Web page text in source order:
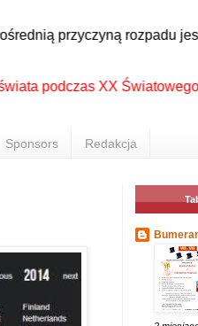
przyczyną
podczas XX
Sponsors Redakcja